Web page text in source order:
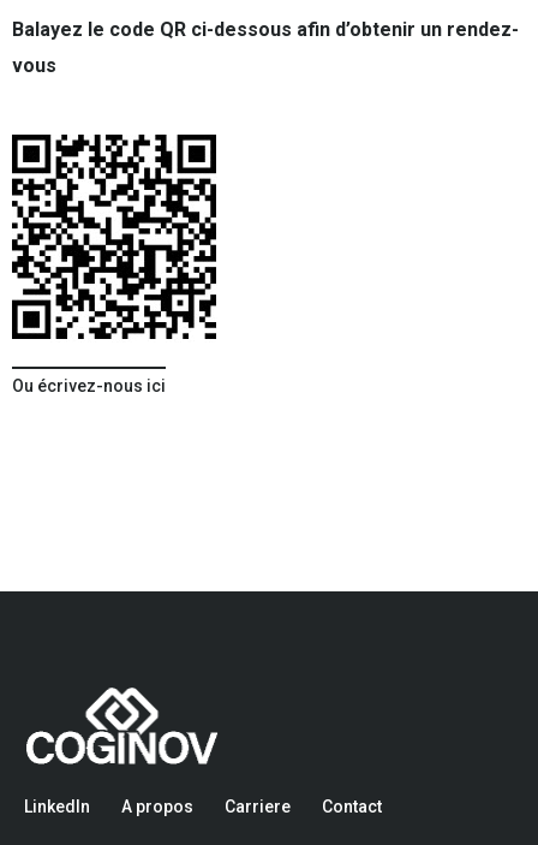
Balayez le code QR ci-dessous afin d’obtenir un rendez-
vous
Ou écrivez-nous ici
LinkedIn A propos Carriere Contact